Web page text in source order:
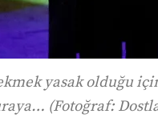
yasak olduğu
(Fotoğraf: